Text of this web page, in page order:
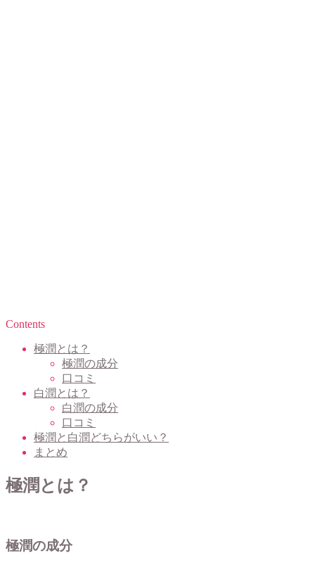
Contents
極潤とは？
極潤の成分
口コミ
白潤とは？
白潤の成分
口コミ
極潤と白潤どちらがいい？
まとめ
極潤とは？
極潤の成分